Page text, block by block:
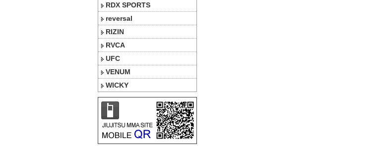
RDX SPORTS
reversal
RIZIN
RVCA
UFC
VENUM
WICKY